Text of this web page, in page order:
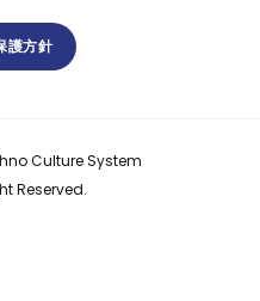
護方針
Culture System
Reserved.